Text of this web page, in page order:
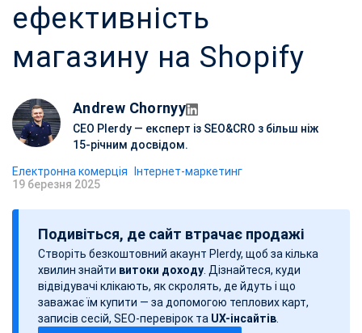
ефективність
магазину на Shopify
Andrew Chornyy
CEO Plerdy — експерт із SEO&CRO з більш ніж
15-річним досвідом.
Електронна комерція Інтернет-маркетинг
Д
а
19 березня 2025
Подивіться, де сайт втрачає продажі
Створіть безкоштовний акаунт Plerdy, щоб за кілька
хвилин знайти витоки доходу . Дізнайтеся, куди
відвідувачі клікають, як скролять, де йдуть і що
заважає їм купити — за допомогою теплових карт,
записів сесій, SEO-перевірок та UX-інсайтів